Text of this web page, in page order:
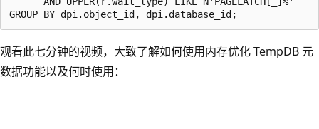
观看此七分钟的视频，大致了解如何使用内存优化 TempDB 元
数据功能以及何时使用：